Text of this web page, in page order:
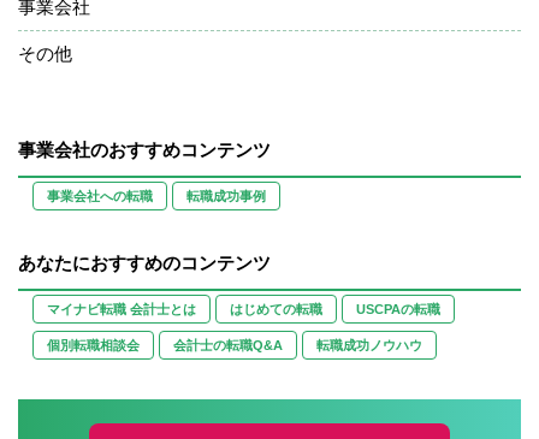
事業会社
その他
事業会社のおすすめコンテンツ
事業会社への転職 転職成功事例
あなたにおすすめのコンテンツ
マイナビ転職 会計士とは はじめての転職 USCPAの転職
個別転職相談会 会計士の転職Q&A 転職成功ノウハウ